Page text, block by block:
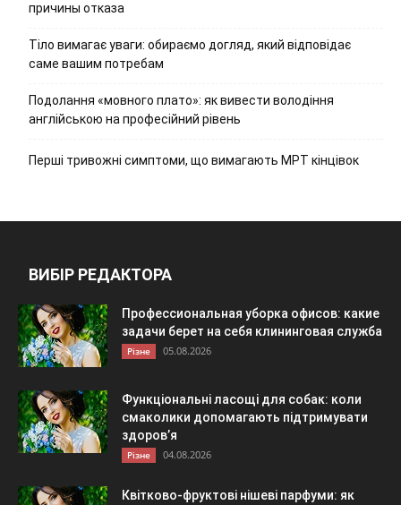
причины отказа
Тіло вимагає уваги: обираємо догляд, який відповідає
саме вашим потребам
Подолання «мовного плато»: як вивести володіння
англійською на професійний рівень
Перші тривожні симптоми, що вимагають МРТ кінцівок
ВИБІР РЕДАКТОРА
Профессиональная уборка офисов: какие
задачи берет на себя клининговая служба
Різне 05.08.2026
Функціональні ласощі для собак: коли
смаколики допомагають підтримувати
здоров’я
Різне 04.08.2026
Квітково-фруктові нішеві парфуми: як